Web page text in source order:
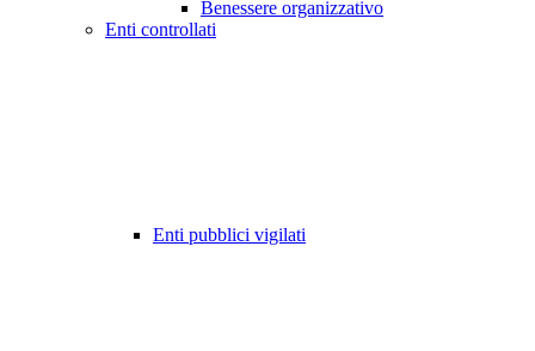
Benessere organizzativo
Enti controllati
Enti pubblici vigilati